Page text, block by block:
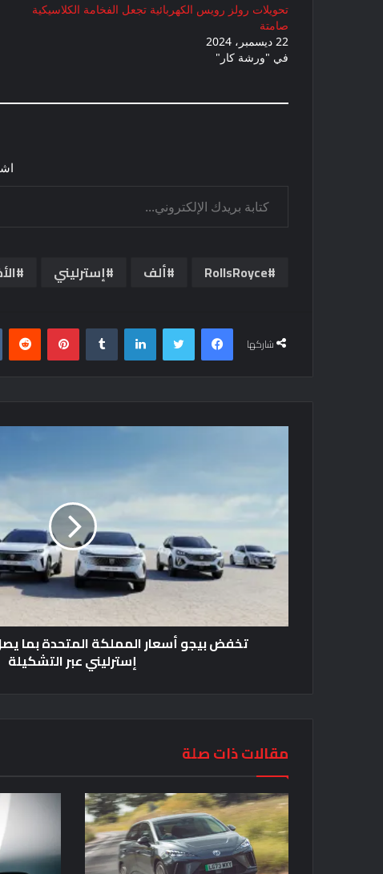
تحويلات رولز رويس الكهربائية تجعل الفخامة الكلاسيكية
صامتة
22 ديسمبر، 2024
في "ورشة كار"
RollsRoyce ألف إسترليني
شاركها
فيسبوكتويتر لينكدإن بينتيريست
إسترليني عبر التشكيلة
مقالات ذات صلة